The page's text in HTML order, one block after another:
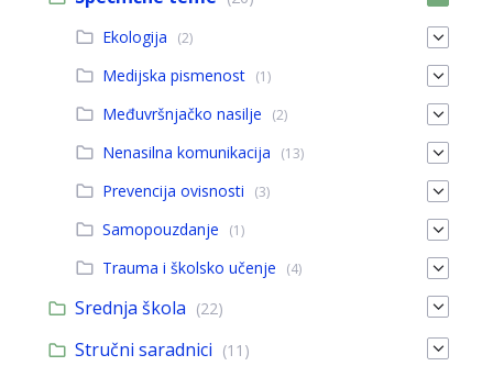
Ekologija
(2)
Medijska pismenost (1)
Međuvršnjačko nasilje (2)
Nenasilna komunikacija (13)
Prevencija ovisnosti (3)
Samopouzdanje (1)
Trauma i školsko učenje (4)
Srednja škola (22)
Stručni saradnici (11)